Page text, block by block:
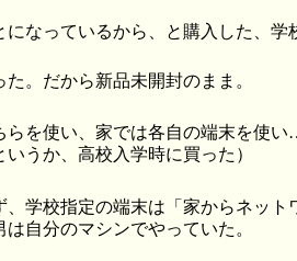
なっているから、と購入した、学
。だから新品未開封のまま。
を使い、家では各自の端末を使
うか、高校入学時に買った）
学校指定の端末は「家からネット
自分のマシンでやっていた。